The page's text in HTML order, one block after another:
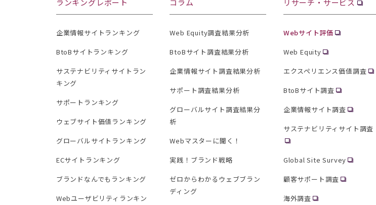
ランキングレポート
企業情報サイトランキング
BtoBサイトランキング
サステナビリティサイトラン
キング
サポートランキング
ウェブサイト価値ランキング
グローバルサイトランキング
ECサイトランキング
ブランドなんでもランキング
Webユーザビリティランキン
コラム
Web Equity調査結果分析
BtoBサイト調査結果分析
企業情報サイト調査結果分析
サポート調査結果分析
グローバルサイト調査結果分
析
Webマスターに聞く！
実践！ブランド戦略
ゼロからわかるウェブブラン
ディング
リサーチ・サービス
Webサイト評価
Web Equity
エクスペリエンス価値調査
BtoBサイト調査
企業情報サイト調査
サステナビリティサイト調査
Global Site Survey
顧客サポート調査
海外調査